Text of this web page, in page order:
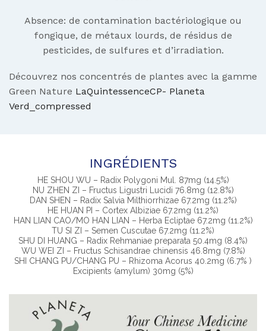
Absence: de contamination bactériologique ou
fongique, de métaux lourds, de résidus de
pesticides, de sulfures et d’irradiation.
Découvrez nos concentrés de plantes avec la gamme
Green Nature LaQuintessenceCP- Planeta
Verd_compressed
INGRÉDIENTS
HE SHOU WU – Radix Polygoni Mul. 87mg (14.5%)
NU ZHEN ZI – Fructus Ligustri Lucidi 76.8mg (12.8%)
DAN SHEN – Radix Salvia Milthiorrhizae 67.2mg (11.2%)
HE HUAN PI – Cortex Albiziae 67.2mg (11.2%)
HAN LIAN CAO/MO HAN LIAN – Herba Ecliptae 67.2mg (11.2%)
TU SI ZI – Semen Cuscutae 67.2mg (11.2%)
SHU DI HUANG – Radix Rehmaniae preparata 50.4mg (8.4%)
WU WEI ZI – Fructus Schisandrae chinensis 46.8mg (7.8%)
SHI CHANG PU/CHANG PU – Rhizoma Acorus 40.2mg (6.7% )
Excipients (amylum) 30mg (5%)